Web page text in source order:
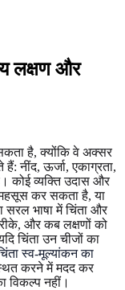
लक्षण और
है, क्योंकि वे अक्सर
नींद, ऊर्जा, एकाग्रता,
कोई व्यक्ति उदास और
कर सकता है, या
सरल भाषा में चिंता और
और कब लक्षणों को
चिंता उन चीजों का
स्व-मूल्यांकन का
करने में मदद कर
विकल्प नहीं।